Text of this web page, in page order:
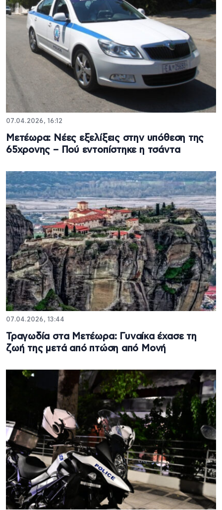
07.04.2026, 16:12
Μετέωρα: Νέες εξελίξεις στην υπόθεση της
65χρονης – Πού εντοπίστηκε η τσάντα
07.04.2026, 13:44
Τραγωδία στα Μετέωρα: Γυναίκα έχασε τη
ζωή της μετά από πτώση από Μονή